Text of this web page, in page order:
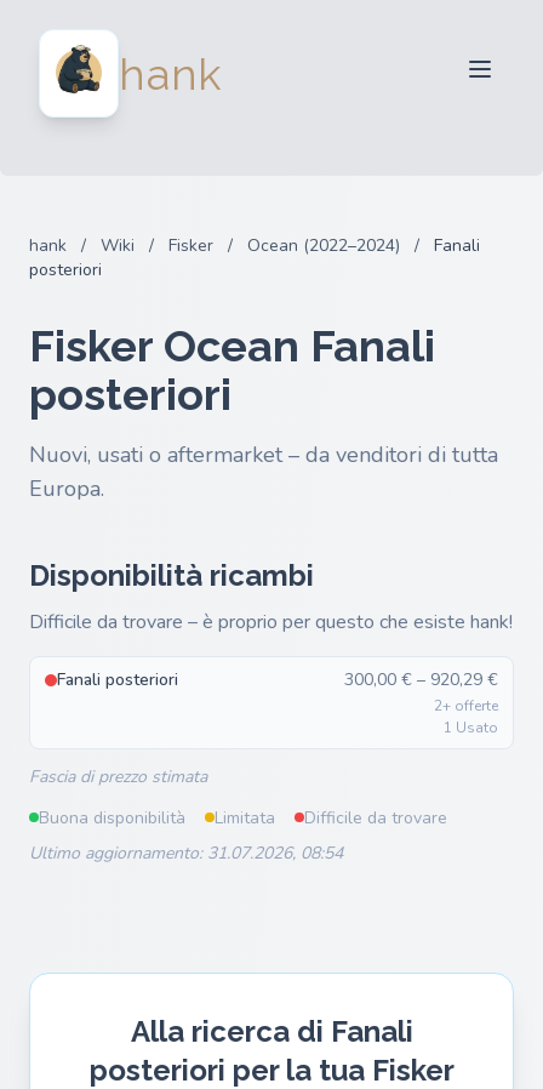
hankPer acquirenti
Accedi
hank / Wiki / Fisker / Ocean (2022–2024) /
Fanali
posteriori
Fisker Ocean Fanali
posteriori
Nuovi, usati o aftermarket – da venditori di tutta
Europa.
Disponibilità ricambi
Difficile da trovare – è proprio per questo che esiste hank!
Fanali posteriori 300,00 € – 920,29 €
2+ offerte
1 Usato
Fascia di prezzo stimata
Buona disponibilità
Limitata
Difficile da trovare
Ultimo aggiornamento: 31.07.2026, 08:54
Alla ricerca di Fanali
posteriori per la tua Fisker